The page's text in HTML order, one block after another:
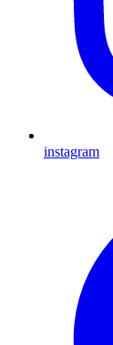
instagram